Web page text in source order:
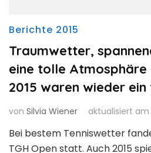
Berichte 2015
Traumwetter,
eine tolle Atmosphäre
2015 waren wieder
von Silvia Wiener aktualisiert am
Bei bestem Tenniswetter
TGH Open statt. Auch 2015